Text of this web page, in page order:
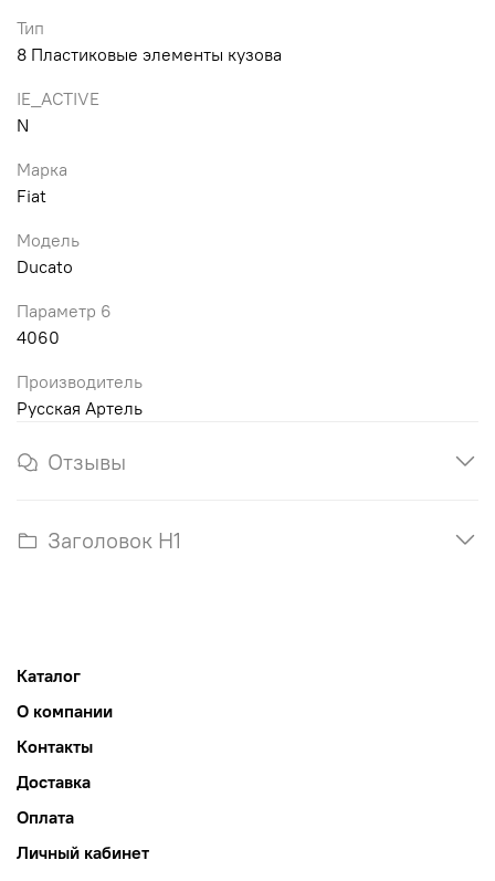
Тип
8 Пластиковые элементы кузова
IE_ACTIVE
N
Марка
Fiat
Модель
Ducato
Параметр 6
4060
Производитель
Русская Артель
Отзывы
Заголовок H1
Каталог
О компании
Контакты
Доставка
Оплата
Личный кабинет